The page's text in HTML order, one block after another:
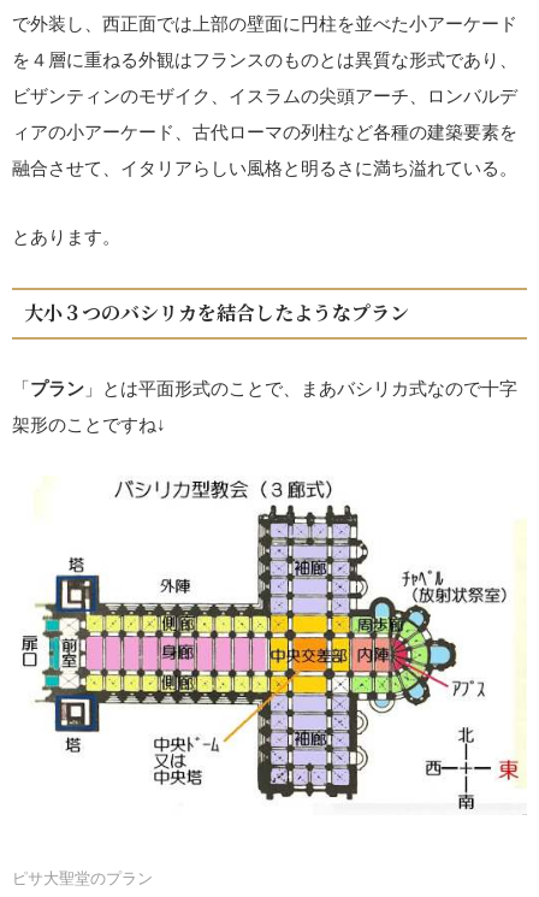
で外装し、西正面では上部の壁面に円柱を並べた小アーケード
を４層に重ねる外観はフランスのものとは異質な形式であり、
ビザンティンのモザイク、イスラムの尖頭アーチ、ロンバルデ
ィアの小アーケード、古代ローマの列柱など各種の建築要素を
融合させて、イタリアらしい風格と明るさに満ち溢れている。
とあります。
大小３つのバシリカを結合したようなプラン
「プラン 」とは平面形式のことで、まあバシリカ式なので十字
架形のことですね↓
ピサ大聖堂のプラン